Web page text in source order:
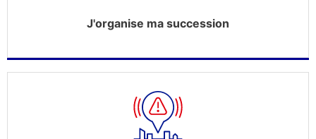
J'organise ma succession